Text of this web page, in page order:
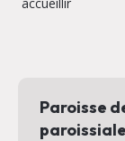
Paroisse
paroissiale